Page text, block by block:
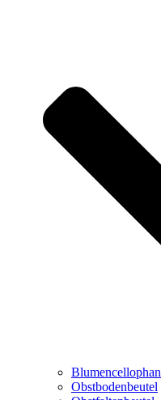
Blumencellophan
Obstbodenbeutel